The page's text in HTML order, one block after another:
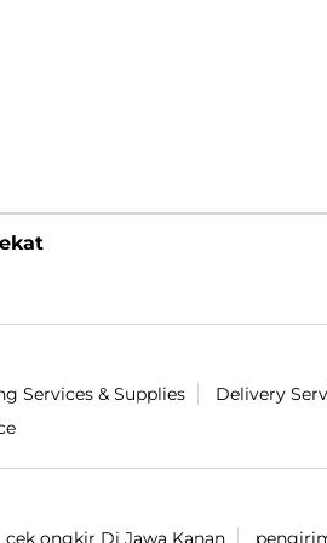
Services & Supplies Delivery
cek ongkir Di Jawa Kanan